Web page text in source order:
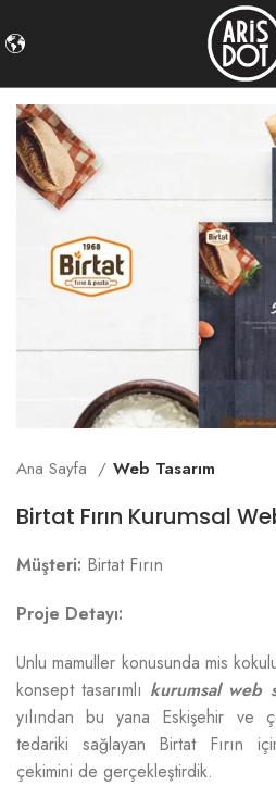
Ana Sayfa Web Tasarım
Birtat Fırın Kurumsal
Müşteri: Birtat Fırın
Proje Detayı:
Unlu mamuller konusunda mis
konsept tasarımlı kurumsal web
yılından bu yana Eskişehir ve
tedariki sağlayan Birtat Fırın
çekimini de gerçekleştirdik.